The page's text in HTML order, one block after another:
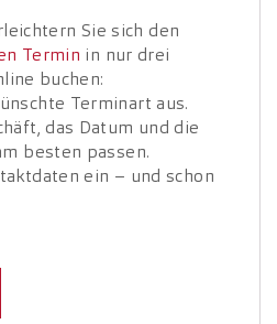
Sie sich den
Termin in nur drei
buchen:
Terminart aus.
das Datum und die
besten passen.
ein – und schon